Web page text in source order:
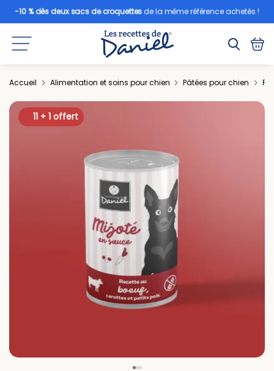
-10 % dès deux sacs de croquettesde la même référence achetés !
Accueil Alimentation et soins pour chien Pâtées pour chien
11 + 1 offert